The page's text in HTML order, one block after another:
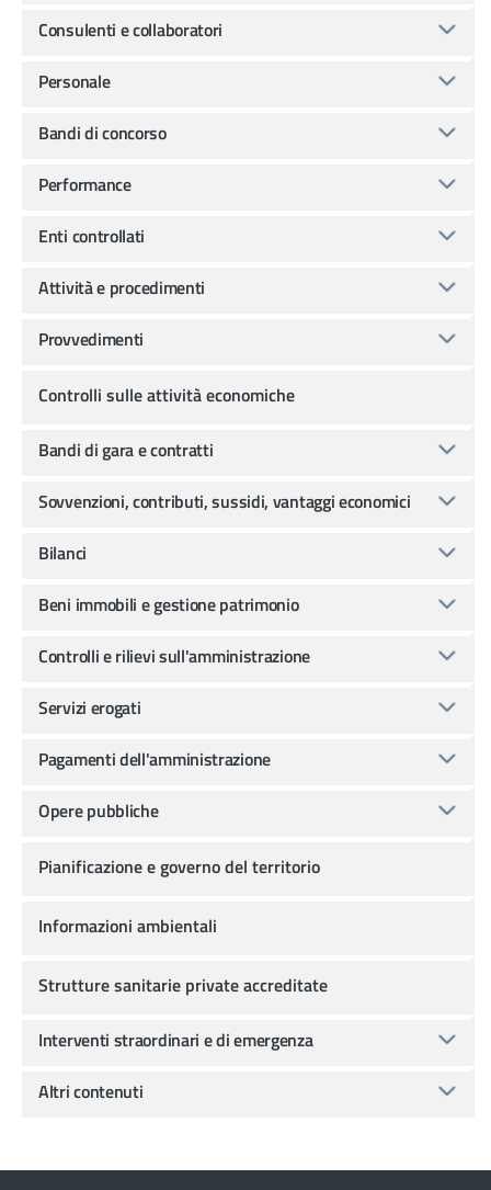
Consulenti e collaboratori
Personale
Bandi di concorso
Performance
Enti controllati
Attività e procedimenti
Provvedimenti
Controlli sulle attività economiche
Bandi di gara e contratti
Sovvenzioni, contributi, sussidi, vantaggi economici
Bilanci
Beni immobili e gestione patrimonio
Controlli e rilievi sull'amministrazione
Servizi erogati
Pagamenti dell'amministrazione
Opere pubbliche
Pianificazione e governo del territorio
Informazioni ambientali
Strutture sanitarie private accreditate
Interventi straordinari e di emergenza
Altri contenuti